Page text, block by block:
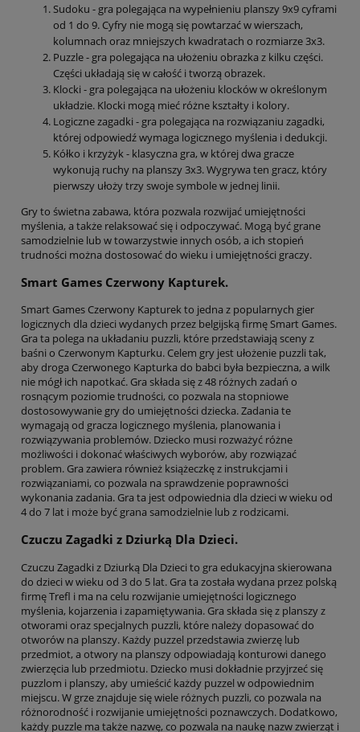
Sudoku - gra polegająca na wypełnieniu planszy 9x9 cyframi
od 1 do 9. Cyfry nie mogą się powtarzać w wierszach,
kolumnach oraz mniejszych kwadratach o rozmiarze 3x3.
Puzzle - gra polegająca na ułożeniu obrazka z kilku części.
Części układają się w całość i tworzą obrazek.
Klocki - gra polegająca na ułożeniu klocków w określonym
układzie. Klocki mogą mieć różne kształty i kolory.
Logiczne zagadki - gra polegająca na rozwiązaniu zagadki,
której odpowiedź wymaga logicznego myślenia i dedukcji.
Kółko i krzyżyk - klasyczna gra, w której dwa gracze
wykonują ruchy na planszy 3x3. Wygrywa ten gracz, który
pierwszy ułoży trzy swoje symbole w jednej linii.
Gry to świetna zabawa, która pozwala rozwijać umiejętności
myślenia, a także relaksować się i odpoczywać. Mogą być grane
samodzielnie lub w towarzystwie innych osób, a ich stopień
trudności można dostosować do wieku i umiejętności graczy.
Smart Games Czerwony Kapturek.
Smart Games Czerwony Kapturek to jedna z popularnych gier
logicznych dla dzieci wydanych przez belgijską firmę Smart Games.
Gra ta polega na układaniu puzzli, które przedstawiają sceny z
baśni o Czerwonym Kapturku. Celem gry jest ułożenie puzzli tak,
aby droga Czerwonego Kapturka do babci była bezpieczna, a wilk
nie mógł ich napotkać. Gra składa się z 48 różnych zadań o
rosnącym poziomie trudności, co pozwala na stopniowe
dostosowywanie gry do umiejętności dziecka. Zadania te
wymagają od gracza logicznego myślenia, planowania i
rozwiązywania problemów. Dziecko musi rozważyć różne
możliwości i dokonać właściwych wyborów, aby rozwiązać
problem. Gra zawiera również książeczkę z instrukcjami i
rozwiązaniami, co pozwala na sprawdzenie poprawności
wykonania zadania. Gra ta jest odpowiednia dla dzieci w wieku od
4 do 7 lat i może być grana samodzielnie lub z rodzicami.
Czuczu Zagadki z Dziurką Dla Dzieci.
Czuczu Zagadki z Dziurką Dla Dzieci to gra edukacyjna skierowana
do dzieci w wieku od 3 do 5 lat. Gra ta została wydana przez polską
firmę Trefl i ma na celu rozwijanie umiejętności logicznego
myślenia, kojarzenia i zapamiętywania. Gra składa się z planszy z
otworami oraz specjalnych puzzli, które należy dopasować do
otworów na planszy. Każdy puzzel przedstawia zwierzę lub
przedmiot, a otwory na planszy odpowiadają konturowi danego
zwierzęcia lub przedmiotu. Dziecko musi dokładnie przyjrzeć się
puzzlom i planszy, aby umieścić każdy puzzel w odpowiednim
miejscu. W grze znajduje się wiele różnych puzzli, co pozwala na
różnorodność i rozwijanie umiejętności poznawczych. Dodatkowo,
każdy puzzle ma także nazwę, co pozwala na naukę nazw zwierząt i